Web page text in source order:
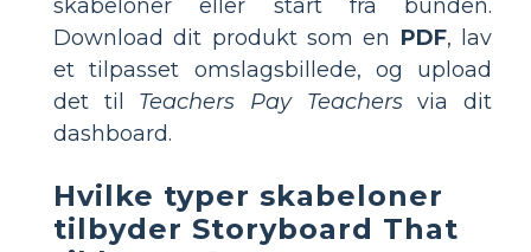
skabeloner eller start fra bunden.
Download dit produkt som en PDF, lav
et tilpasset omslagsbillede, og upload
det til Teachers Pay Teachersvia dit
dashboard.
Hvilke typer skabeloner
tilbyder Storyboard That